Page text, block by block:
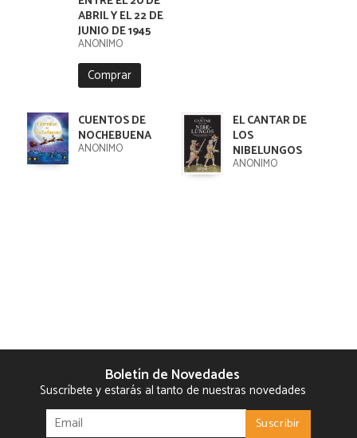
ABRIL Y EL 22 DE
JUNIO DE 1945
ANÓNIMO
Comprar
CUENTOS DE
NOCHEBUENA
ANONIMO
EL CANTAR DE
LOS
NIBELUNGOS
ANÓNIMO
Boletín de Novedades
Suscríbete y estarás al tanto de nuestras novedades